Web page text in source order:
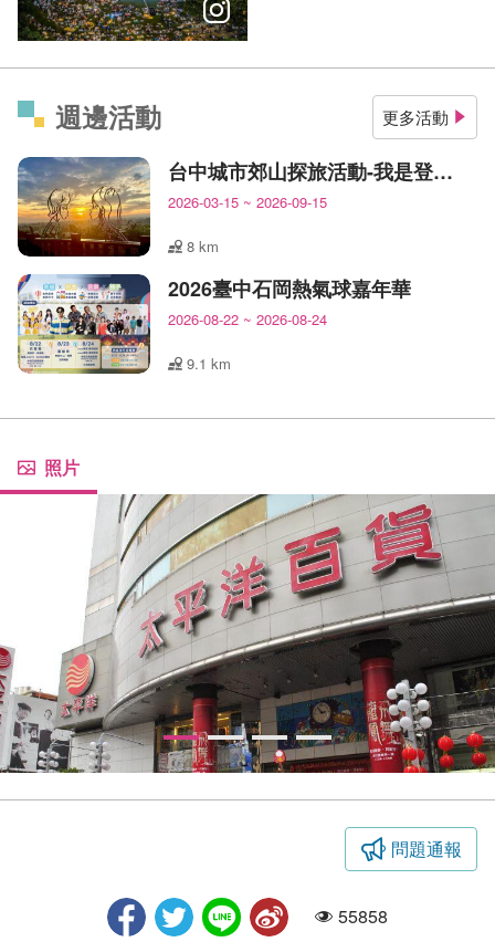
週邊活動 更多活動
台中城市郊山探旅活動-我是登山王
2026-03-15 ~ 2026-09-15
8 km
2026臺中石岡熱氣球嘉年華
2026-08-22 ~ 2026-08-24
9.1 km
照片
問題通報
人氣55858